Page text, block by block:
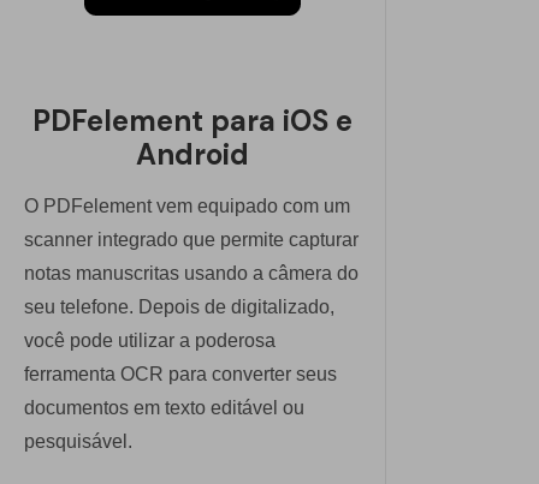
PDFelement para iOS e
Android
O PDFelement vem equipado com um
scanner integrado que permite capturar
notas manuscritas usando a câmera do
seu telefone. Depois de digitalizado,
você pode utilizar a poderosa
ferramenta OCR para converter seus
documentos em texto editável ou
pesquisável.